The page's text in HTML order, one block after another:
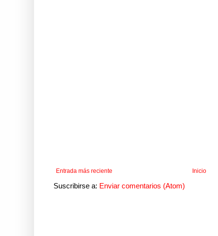
Entrada más reciente Inicio
Suscribirse a: Enviar comentarios (Atom)